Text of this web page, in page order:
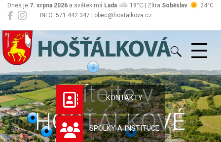
INFO: 571 442 347 | obec@hostalkova.cz
Dnes je 7. srpna 2026 a svátek má Lada 18°C | Zítra Soběslav 24°C
Hošťálková
Vítejte v
HOŠŤÁLKOVÉ
KONTAKTY
SPOLKY A INSTITUCE